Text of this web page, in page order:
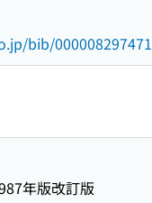
bib/000008297471
年版改訂版